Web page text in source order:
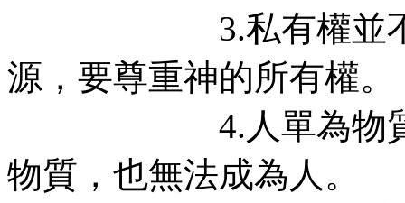
3.私有權並不表示
源，要尊重神的所有權。
4.人單為物質而活
物質，也無法成為人。